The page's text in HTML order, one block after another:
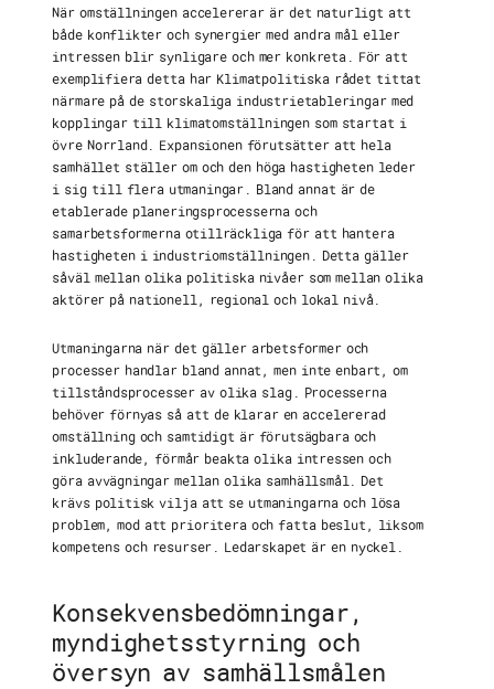
När omställningen accelererar är det naturligt att
både konflikter och synergier med andra mål eller
intressen blir synligare och mer konkreta. För att
exemplifiera detta har Klimatpolitiska rådet tittat
närmare på de storskaliga industrietableringar med
kopplingar till klimatomställningen som startat i
övre Norrland. Expansionen förutsätter att hela
samhället ställer om och den höga hastigheten leder
i sig till flera utmaningar. Bland annat är de
etablerade planeringsprocesserna och
samarbetsformerna otillräckliga för att hantera
hastigheten i industriomställningen. Detta gäller
såväl mellan olika politiska nivåer som mellan olika
aktörer på nationell, regional och lokal nivå.
Utmaningarna när det gäller arbetsformer och
processer handlar bland annat, men inte enbart, om
tillståndsprocesser av olika slag. Processerna
behöver förnyas så att de klarar en accelererad
omställning och samtidigt är förutsägbara och
inkluderande, förmår beakta olika intressen och
göra avvägningar mellan olika samhällsmål. Det
krävs politisk vilja att se utmaningarna och lösa
problem, mod att prioritera och fatta beslut, liksom
kompetens och resurser. Ledarskapet är en nyckel.
Konsekvensbedömningar,
myndighetsstyrning och
översyn av samhällsmålen